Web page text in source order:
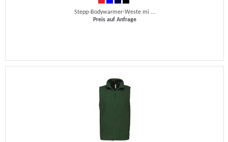
Stepp-Bodywarmer-Weste mi ...
Preis auf Anfrage